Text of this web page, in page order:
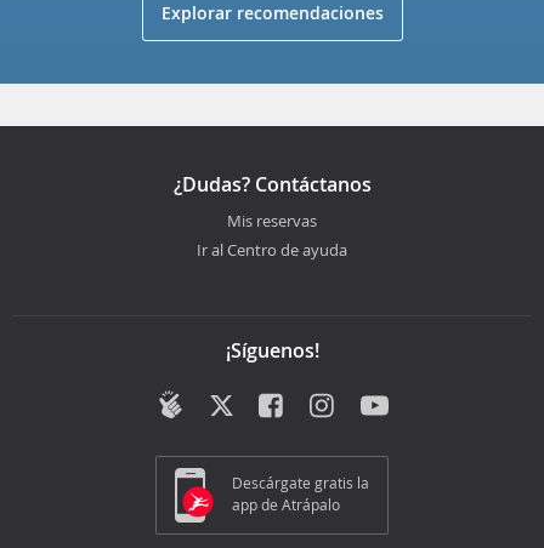
Explorar recomendaciones
¿Dudas? Contáctanos
Mis reservas
Ir al Centro de ayuda
¡Síguenos!
Descárgate gratis la
app de Atrápalo